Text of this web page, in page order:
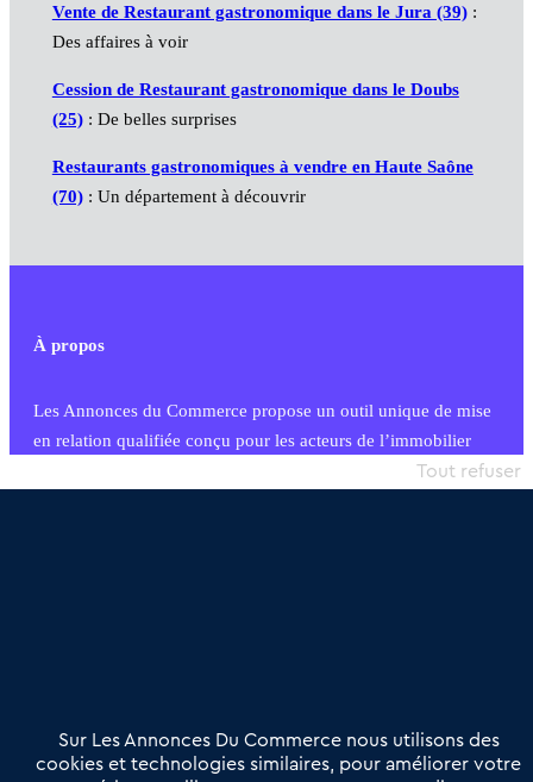
Vente de Restaurant gastronomique dans le Jura (39):
Des affaires à voir
Cession de Restaurant gastronomique dans le Doubs
(25): De belles surprises
Restaurants gastronomiques à vendre en Haute Saône
(70): Un département à découvrir
À propos
Les Annonces du Commerce propose un outil unique de mise
en relation qualifiée conçu pour les acteurs de l’immobilier
commercial et les collectivités territoriales, simple et intégrant
Offres Pro
Actualités
Qui sommes nous ?
Sur Les Annonces Du Commerce nous utilisons des
cookies et technologies similaires, pour améliorer votre
Tout refuser